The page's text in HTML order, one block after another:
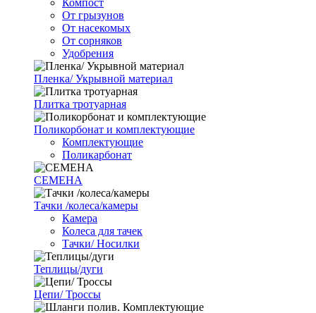
Компост
От грызунов
От насекомых
От сорняков
Удобрения
Пленка/ Укрывной материал
Плитка тротуарная
Поликорбонат и комплектующие
Комплектующие
Поликарбонат
СЕМЕНА
Тачки /колеса/камеры
Камера
Колеса для тачек
Тачки/ Носилки
Теплицы/дуги
Цепи/ Троссы